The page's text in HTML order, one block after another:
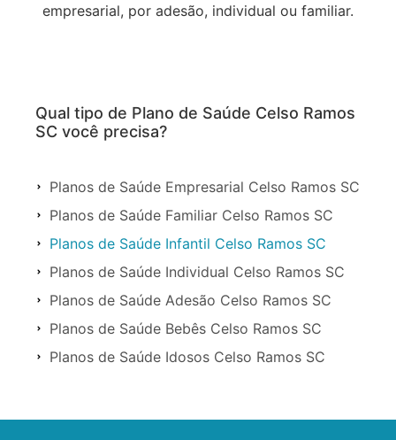
empresarial, por adesão, individual ou familiar.
Qual tipo de Plano de Saúde Celso Ramos
SC você precisa?
Planos de Saúde Empresarial Celso Ramos SC
Planos de Saúde Familiar Celso Ramos SC
Planos de Saúde Infantil Celso Ramos SC
Planos de Saúde Individual Celso Ramos SC
Planos de Saúde Adesão Celso Ramos SC
Planos de Saúde Bebês Celso Ramos SC
Planos de Saúde Idosos Celso Ramos SC